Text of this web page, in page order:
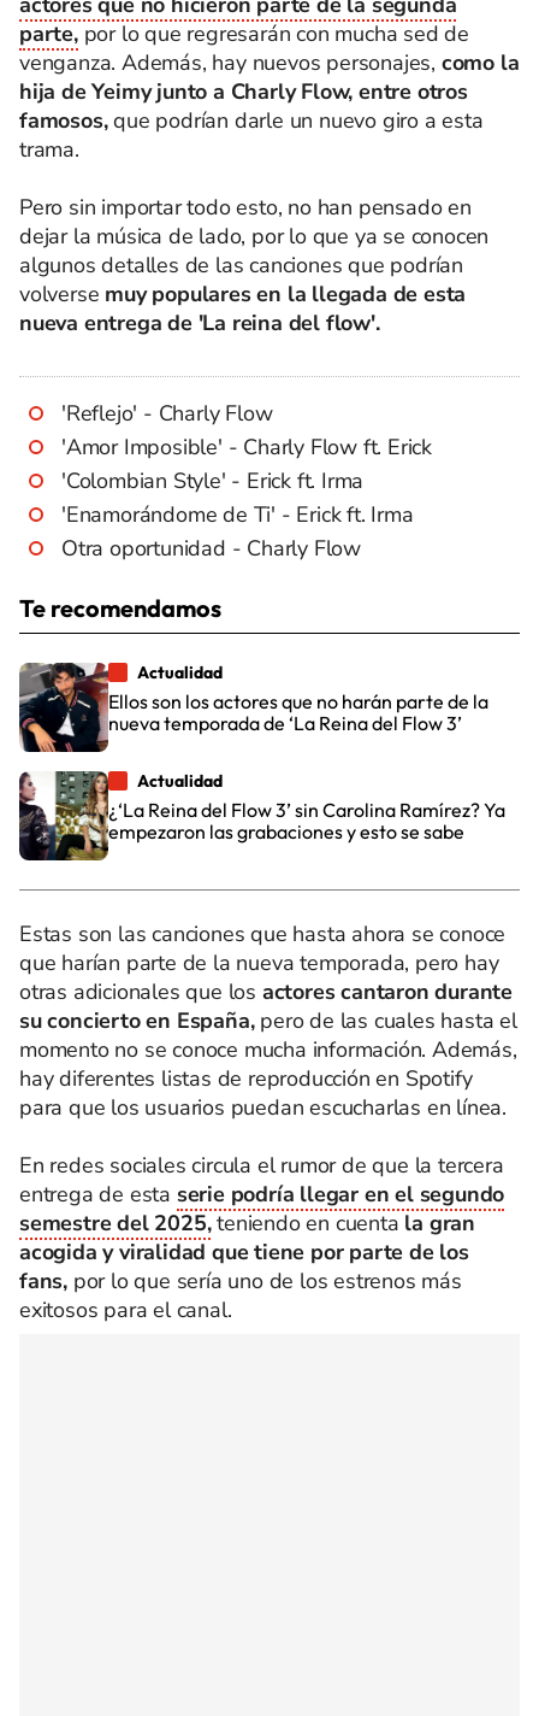
parte,por lo que regresarán con mucha sed de
venganza. Además, hay nuevos personajes, como la
hija de Yeimy junto a Charly Flow, entre otros
famosos,que podrían darle un nuevo giro a esta
trama.
Pero sin importar todo esto, no han pensado en
dejar la música de lado, por lo que ya se conocen
algunos detalles de las canciones que podrían
volverse muy populares en la llegada de esta
nueva entrega de 'La reina del flow'.
'Reflejo' - Charly Flow
'Amor Imposible' - Charly Flow ft. Erick
'Colombian Style' - Erick ft. Irma
'Enamorándome de Ti' - Erick ft. Irma
Otra oportunidad - Charly Flow
Te recomendamos
Actualidad
Ellos son los actores que no harán parte de la
nueva temporada de ‘La Reina del Flow 3’
Actualidad
¿‘La Reina del Flow 3’ sin Carolina Ramírez? Ya
empezaron las grabaciones y esto se sabe
Estas son las canciones que hasta ahora se conoce
que harían parte de la nueva temporada, pero hay
otras adicionales que los actores cantaron durante
su concierto en España,pero de las cuales hasta el
momento no se conoce mucha información. Además,
hay diferentes listas de reproducción en Spotify
para que los usuarios puedan escucharlas en línea.
En redes sociales circula el rumor de que la tercera
entrega de esta serie podría llegar en el segundo
semestre del 2025,teniendo en cuenta la gran
acogida y viralidad que tiene por parte de los
fans, por lo que sería uno de los estrenos más
exitosos para el canal.